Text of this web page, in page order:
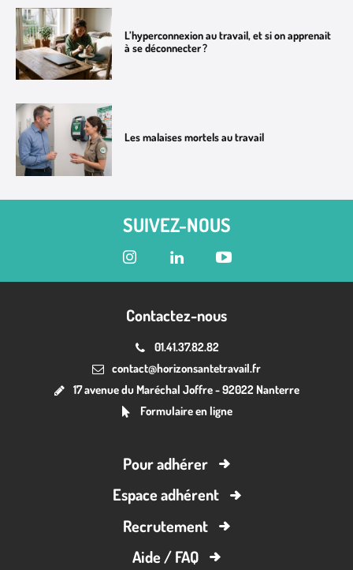
L’hyperconnexion au travail, et si on apprenait
à se déconnecter ?
Les malaises mortels au travail
SUIVEZ-NOUS
Contactez-nous
01.41.37.82.82
contact@horizonsantetravail.fr
17 avenue du Maréchal Joffre - 92022 Nanterre
Formulaire en ligne
Pour adhérer
Espace adhérent
Recrutement
Aide / FAQ